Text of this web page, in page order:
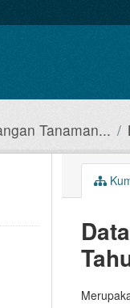
Tanaman...